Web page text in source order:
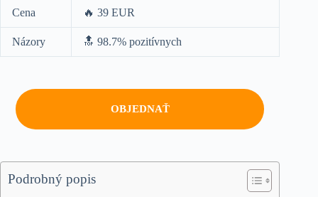
Cena 🔥 39 EUR
Názory 🔝 98.7% pozitívnych
OBJEDNAŤ
Podrobný popis